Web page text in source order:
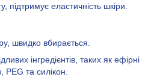
підтримує еластичність шкіри.
швидко вбирається.
інгредієнтів, таких як ефірні
та силікон.